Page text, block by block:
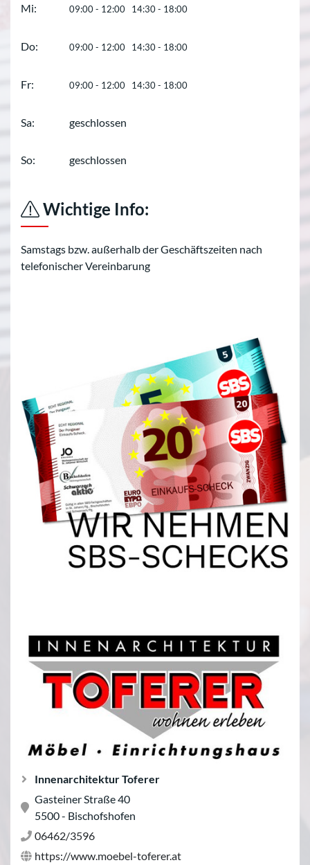
Mi: 09:00 - 12:00 14:30 - 18:00
Do: 09:00 - 12:00 14:30 - 18:00
Fr: 09:00 - 12:00 14:30 - 18:00
Sa: geschlossen
So: geschlossen
Wichtige Info:
Samstags bzw. außerhalb der Geschäftszeiten nach
telefonischer Vereinbarung
Innenarchitektur Toferer
Gasteiner Straße 40
5500 - Bischofshofen
06462/3596
https://www.moebel-toferer.at